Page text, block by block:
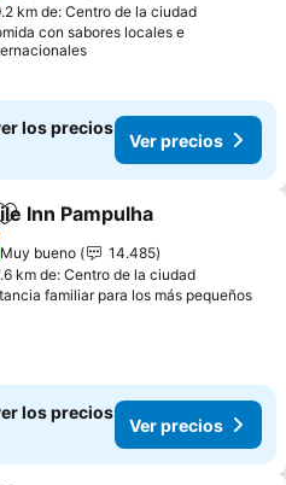
km de: Centro de la ciudad
con sabores locales e
los precios
Ver precios
Añadir a favoritos
Inn Pampulha
Muy bueno
14.485
km de: Centro de la ciudad
familiar para los más pequeños
los precios
Ver precios